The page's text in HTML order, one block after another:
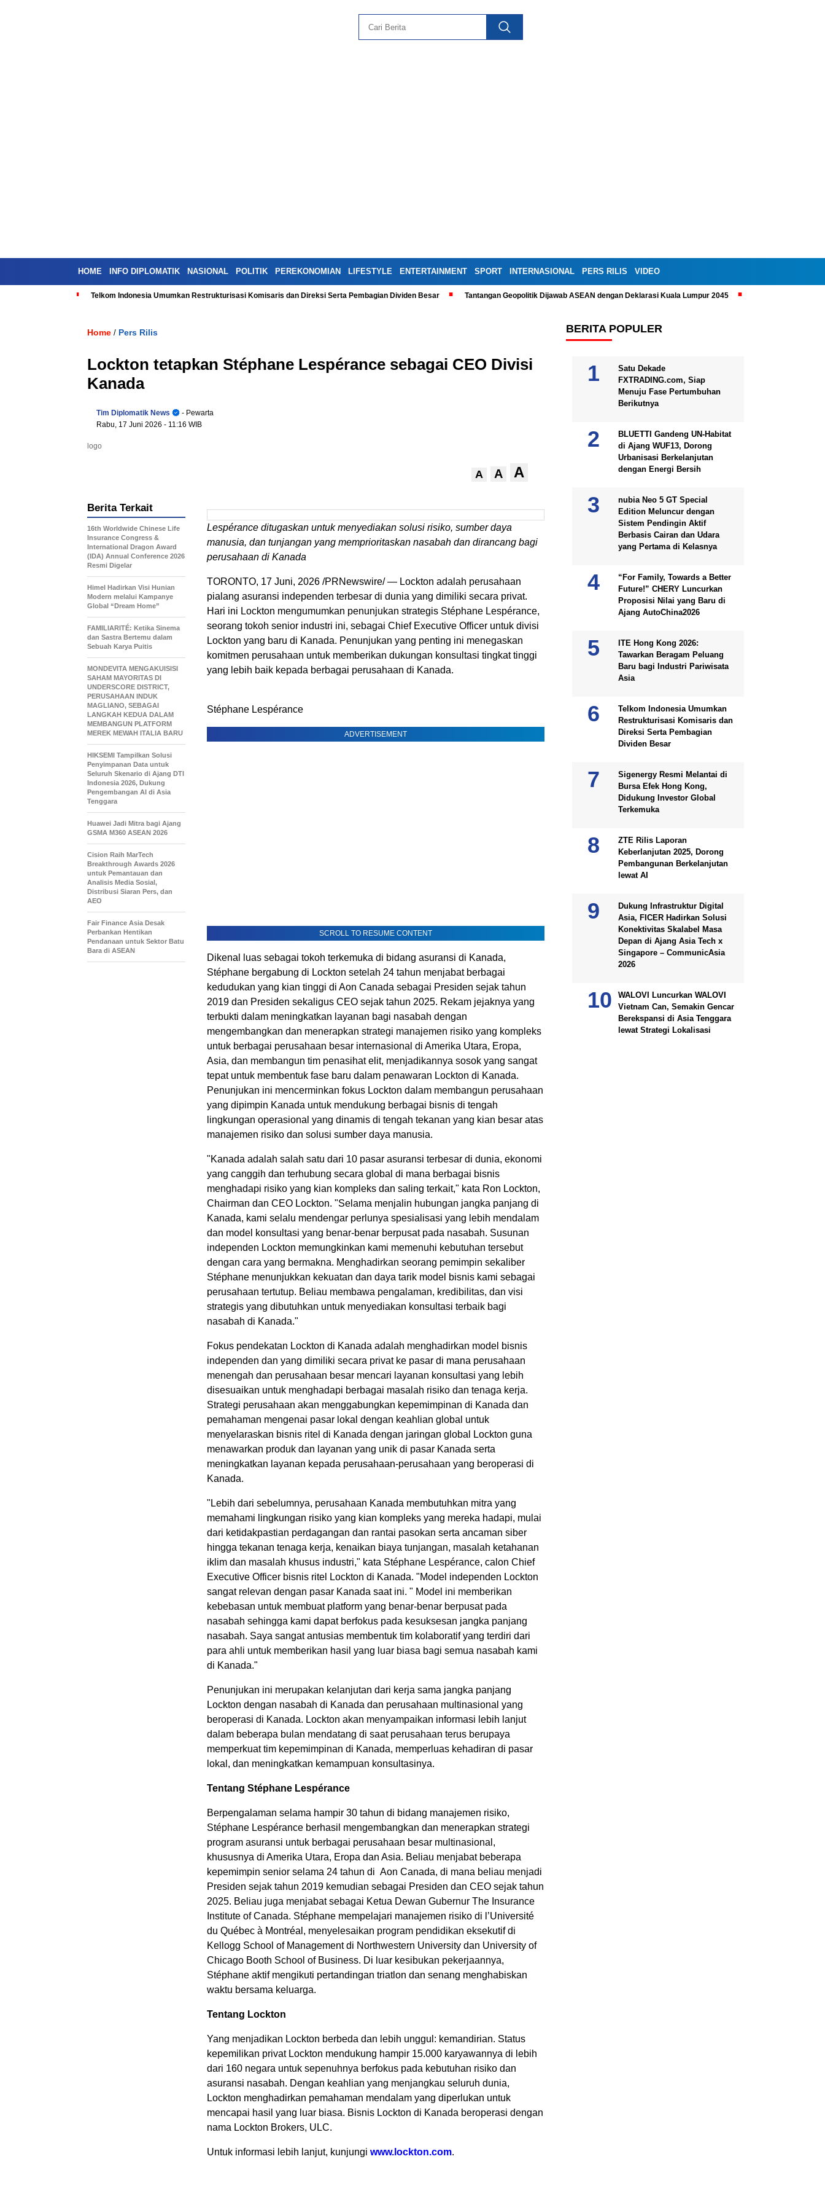
HOME INFO DIPLOMATIK NASIONAL POLITIK PEREKONOMIAN LIFESTYLE ENTERTAINMENT SPORT INTERNASIONAL PERS RILIS VIDEO
Telkom Indonesia Umumkan Restrukturisasi Komisaris dan Direksi Serta Pembagian Dividen Besar Tantangan Geopolitik Dijawab ASEAN dengan Deklarasi Kuala Lumpur 2045
Home / Pers Rilis
Lockton tetapkan Stéphane Lespérance sebagai CEO Divisi
Kanada
Tim Diplomatik News
- Pewarta
Rabu, 17 Juni 2026 - 11:16 WIB
logo
A A A
Lespérance ditugaskan untuk menyediakan solusi risiko, sumber daya
manusia, dan tunjangan yang memprioritaskan nasabah dan dirancang bagi
perusahaan di Kanada
TORONTO, 17 Juni, 2026 /PRNewswire/ — Lockton adalah perusahaan
pialang asuransi independen terbesar di dunia yang dimiliki secara privat.
Hari ini Lockton mengumumkan penunjukan strategis Stéphane Lespérance,
seorang tokoh senior industri ini, sebagai Chief Executive Officer untuk divisi
Lockton yang baru di Kanada. Penunjukan yang penting ini menegaskan
komitmen perusahaan untuk memberikan dukungan konsultasi tingkat tinggi
yang lebih baik kepada berbagai perusahaan di Kanada.
Stéphane Lespérance
ADVERTISEMENT
SCROLL TO RESUME CONTENT
Dikenal luas sebagai tokoh terkemuka di bidang asuransi di Kanada,
Stéphane bergabung di Lockton setelah 24 tahun menjabat berbagai
kedudukan yang kian tinggi di Aon Canada sebagai Presiden sejak tahun
2019 dan Presiden sekaligus CEO sejak tahun 2025. Rekam jejaknya yang
terbukti dalam meningkatkan layanan bagi nasabah dengan
mengembangkan dan menerapkan strategi manajemen risiko yang kompleks
untuk berbagai perusahaan besar internasional di Amerika Utara, Eropa,
Asia, dan membangun tim penasihat elit, menjadikannya sosok yang sangat
tepat untuk membentuk fase baru dalam penawaran Lockton di Kanada.
Penunjukan ini mencerminkan fokus Lockton dalam membangun perusahaan
yang dipimpin Kanada untuk mendukung berbagai bisnis di tengah
lingkungan operasional yang dinamis di tengah tekanan yang kian besar atas
manajemen risiko dan solusi sumber daya manusia.
"Kanada adalah salah satu dari 10 pasar asuransi terbesar di dunia, ekonomi
yang canggih dan terhubung secara global di mana berbagai bisnis
menghadapi risiko yang kian kompleks dan saling terkait," kata Ron Lockton,
Chairman dan CEO Lockton. "Selama menjalin hubungan jangka panjang di
Kanada, kami selalu mendengar perlunya spesialisasi yang lebih mendalam
dan model konsultasi yang benar-benar berpusat pada nasabah. Susunan
independen Lockton memungkinkan kami memenuhi kebutuhan tersebut
dengan cara yang bermakna. Menghadirkan seorang pemimpin sekaliber
Stéphane menunjukkan kekuatan dan daya tarik model bisnis kami sebagai
perusahaan tertutup. Beliau membawa pengalaman, kredibilitas, dan visi
strategis yang dibutuhkan untuk menyediakan konsultasi terbaik bagi
nasabah di Kanada."
Fokus pendekatan Lockton di Kanada adalah menghadirkan model bisnis
independen dan yang dimiliki secara privat ke pasar di mana perusahaan
menengah dan perusahaan besar mencari layanan konsultasi yang lebih
disesuaikan untuk menghadapi berbagai masalah risiko dan tenaga kerja.
Strategi perusahaan akan menggabungkan kepemimpinan di Kanada dan
pemahaman mengenai pasar lokal dengan keahlian global untuk
menyelaraskan bisnis ritel di Kanada dengan jaringan global Lockton guna
menawarkan produk dan layanan yang unik di pasar Kanada serta
meningkatkan layanan kepada perusahaan-perusahaan yang beroperasi di
Kanada.
"Lebih dari sebelumnya, perusahaan Kanada membutuhkan mitra yang
memahami lingkungan risiko yang kian kompleks yang mereka hadapi, mulai
dari ketidakpastian perdagangan dan rantai pasokan serta ancaman siber
hingga tekanan tenaga kerja, kenaikan biaya tunjangan, masalah ketahanan
iklim dan masalah khusus industri," kata Stéphane Lespérance, calon Chief
Executive Officer bisnis ritel Lockton di Kanada. "Model independen Lockton
sangat relevan dengan pasar Kanada saat ini. " Model ini memberikan
kebebasan untuk membuat platform yang benar-benar berpusat pada
nasabah sehingga kami dapat berfokus pada kesuksesan jangka panjang
nasabah. Saya sangat antusias membentuk tim kolaboratif yang terdiri dari
para ahli untuk memberikan hasil yang luar biasa bagi semua nasabah kami
di Kanada."
Penunjukan ini merupakan kelanjutan dari kerja sama jangka panjang
Lockton dengan nasabah di Kanada dan perusahaan multinasional yang
beroperasi di Kanada. Lockton akan menyampaikan informasi lebih lanjut
dalam beberapa bulan mendatang di saat perusahaan terus berupaya
memperkuat tim kepemimpinan di Kanada, memperluas kehadiran di pasar
lokal, dan meningkatkan kemampuan konsultasinya.
Tentang Stéphane Lespérance
Berpengalaman selama hampir 30 tahun di bidang manajemen risiko,
Stéphane Lespérance berhasil mengembangkan dan menerapkan strategi
program asuransi untuk berbagai perusahaan besar multinasional,
khususnya di Amerika Utara, Eropa dan Asia. Beliau menjabat beberapa
kepemimpin senior selama 24 tahun di Aon Canada, di mana beliau menjadi
Presiden sejak tahun 2019 kemudian sebagai Presiden dan CEO sejak tahun
2025. Beliau juga menjabat sebagai Ketua Dewan Gubernur The Insurance
Institute of Canada. Stéphane mempelajari manajemen risiko di l’Université
du Québec à Montréal, menyelesaikan program pendidikan eksekutif di
Kellogg School of Management di Northwestern University dan University of
Chicago Booth School of Business. Di luar kesibukan pekerjaannya,
Stéphane aktif mengikuti pertandingan triatlon dan senang menghabiskan
waktu bersama keluarga.
Tentang Lockton
Yang menjadikan Lockton berbeda dan lebih unggul: kemandirian. Status
kepemilikan privat Lockton mendukung hampir 15.000 karyawannya di lebih
dari 160 negara untuk sepenuhnya berfokus pada kebutuhan risiko dan
asuransi nasabah. Dengan keahlian yang menjangkau seluruh dunia,
Lockton menghadirkan pemahaman mendalam yang diperlukan untuk
mencapai hasil yang luar biasa. Bisnis Lockton di Kanada beroperasi dengan
nama Lockton Brokers, ULC.
Untuk informasi lebih lanjut, kunjungi www.lockton.com.
Berita Terkait
16th Worldwide Chinese Life
Insurance Congress &
International Dragon Award
(IDA) Annual Conference 2026
Resmi Digelar
Himel Hadirkan Visi Hunian
Modern melalui Kampanye
Global “Dream Home”
FAMILIARITÉ: Ketika Sinema
dan Sastra Bertemu dalam
Sebuah Karya Puitis
MONDEVITA MENGAKUISISI
SAHAM MAYORITAS DI
UNDERSCORE DISTRICT,
PERUSAHAAN INDUK
MAGLIANO, SEBAGAI
LANGKAH KEDUA DALAM
MEMBANGUN PLATFORM
MEREK MEWAH ITALIA BARU
HIKSEMI Tampilkan Solusi
Penyimpanan Data untuk
Seluruh Skenario di Ajang DTI
Indonesia 2026, Dukung
Pengembangan AI di Asia
Tenggara
Huawei Jadi Mitra bagi Ajang
GSMA M360 ASEAN 2026
Cision Raih MarTech
Breakthrough Awards 2026
untuk Pemantauan dan
Analisis Media Sosial,
Distribusi Siaran Pers, dan
AEO
Fair Finance Asia Desak
Perbankan Hentikan
Pendanaan untuk Sektor Batu
Bara di ASEAN
BERITA POPULER
Satu Dekade
FXTRADING.com, Siap
Menuju Fase Pertumbuhan
Berikutnya
BLUETTI Gandeng UN-Habitat
di Ajang WUF13, Dorong
Urbanisasi Berkelanjutan
dengan Energi Bersih
nubia Neo 5 GT Special
Edition Meluncur dengan
Sistem Pendingin Aktif
Berbasis Cairan dan Udara
yang Pertama di Kelasnya
“For Family, Towards a Better
Future!” CHERY Luncurkan
Proposisi Nilai yang Baru di
Ajang AutoChina2026
ITE Hong Kong 2026:
Tawarkan Beragam Peluang
Baru bagi Industri Pariwisata
Asia
Telkom Indonesia Umumkan
Restrukturisasi Komisaris dan
Direksi Serta Pembagian
Dividen Besar
Sigenergy Resmi Melantai di
Bursa Efek Hong Kong,
Didukung Investor Global
Terkemuka
ZTE Rilis Laporan
Keberlanjutan 2025, Dorong
Pembangunan Berkelanjutan
lewat AI
Dukung Infrastruktur Digital
Asia, FICER Hadirkan Solusi
Konektivitas Skalabel Masa
Depan di Ajang Asia Tech x
Singapore – CommunicAsia
2026
WALOVI Luncurkan WALOVI
Vietnam Can, Semakin Gencar
Berekspansi di Asia Tenggara
lewat Strategi Lokalisasi